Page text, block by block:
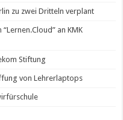
zu zwei Dritteln verplant
an KMK
Stiftung
von Lehrerlaptops